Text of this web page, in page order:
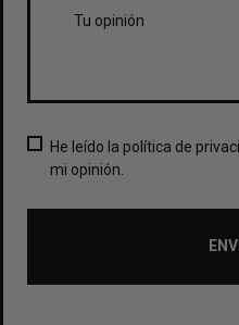
He leído la política de
mi opinión.